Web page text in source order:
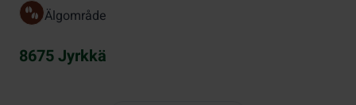
Älgområde
8675 Jyrkkä